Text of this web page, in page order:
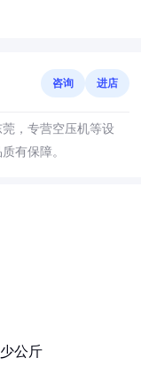
咨询 进店
，专营空压机等设
有保障。
公斤